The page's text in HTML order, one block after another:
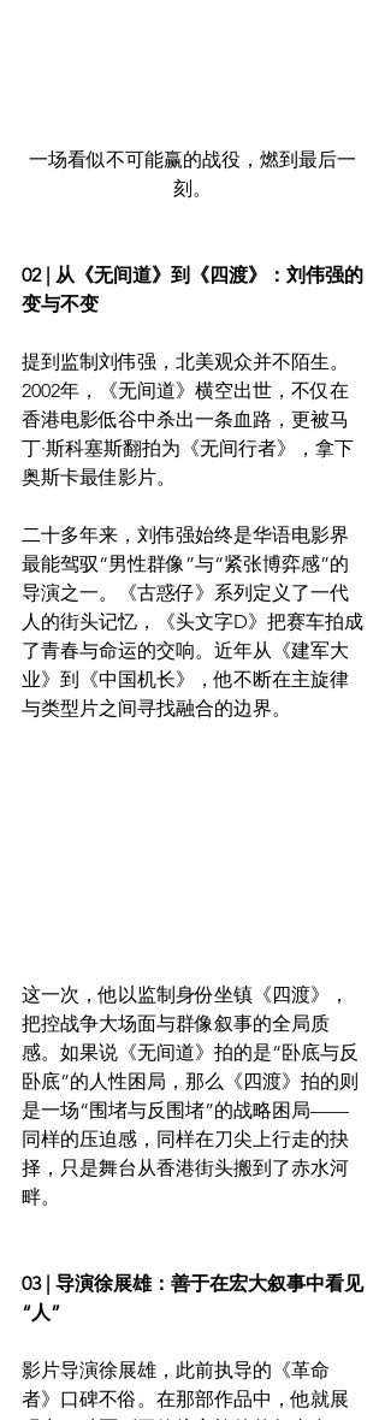
一场看似不可能赢的战役，燃到最后一
刻。
02 | 从《无间道》到《四渡》：刘伟强的
变与不变
提到监制刘伟强，北美观众并不陌生。
2002年，《无间道》横空出世，不仅在
香港电影低谷中杀出一条血路，更被马
丁·斯科塞斯翻拍为《无间行者》，拿下
奥斯卡最佳影片。
二十多年来，刘伟强始终是华语电影界
最能驾驭“男性群像”与“紧张博弈感”的
导演之一。《古惑仔》系列定义了一代
人的街头记忆，《头文字D》把赛车拍成
了青春与命运的交响。近年从《建军大
业》到《中国机长》，他不断在主旋律
与类型片之间寻找融合的边界。
这一次，他以监制身份坐镇《四渡》，
把控战争大场面与群像叙事的全局质
感。如果说《无间道》拍的是“卧底与反
卧底”的人性困局，那么《四渡》拍的则
是一场“围堵与反围堵”的战略困局——
同样的压迫感，同样在刀尖上行走的抉
择，只是舞台从香港街头搬到了赤水河
畔。
03 | 导演徐展雄：善于在宏大叙事中看见
“人”
影片导演徐展雄，此前执导的《革命
者》口碑不俗。在那部作品中，他就展